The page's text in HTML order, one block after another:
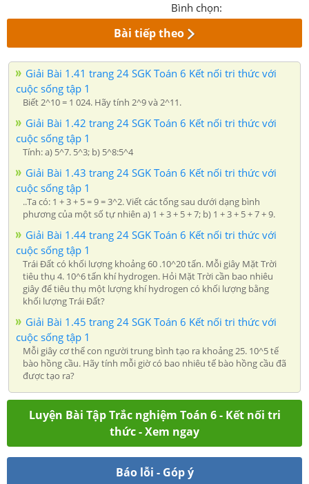
Bình chọn:
Bài tiếp theo
Giải Bài 1.41 trang 24 SGK Toán 6 Kết nối tri thức với
cuộc sống tập 1
Biết 2^10 = 1 024. Hãy tính 2^9 và 2^11.
Giải Bài 1.42 trang 24 SGK Toán 6 Kết nối tri thức với
cuộc sống tập 1
Tính: a) 5^7. 5^3; b) 5^8:5^4
Giải Bài 1.43 trang 24 SGK Toán 6 Kết nối tri thức với
cuộc sống tập 1
..Ta có: 1 + 3 + 5 = 9 = 3^2. Viết các tổng sau dưới dạng bình
phương của một số tự nhiên a) 1 + 3 + 5 + 7; b) 1 + 3 + 5 + 7 + 9.
Giải Bài 1.44 trang 24 SGK Toán 6 Kết nối tri thức với
cuộc sống tập 1
Trái Đất có khối lượng khoảng 60 .10^20 tấn. Mỗi giây Mặt Trời
tiêu thụ 4. 10^6 tấn khí hydrogen. Hỏi Mặt Trời cần bao nhiêu
giây để tiêu thụ một lượng khí hydrogen có khối lượng bằng
khối lượng Trái Đất?
Giải Bài 1.45 trang 24 SGK Toán 6 Kết nối tri thức với
cuộc sống tập 1
Mỗi giây cơ thể con người trung bình tạo ra khoảng 25. 10^5 tế
bào hồng cầu. Hãy tính mỗi giờ có bao nhiêu tế bào hồng cầu đã
được tạo ra?
Luyện Bài Tập Trắc nghiệm Toán 6 - Kết nối tri
thức - Xem ngay
Báo lỗi - Góp ý